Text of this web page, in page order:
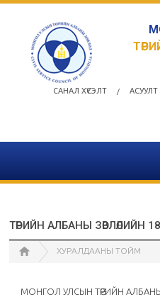
САНАЛ ХҮСЭЛТ / АСУУЛТ
ТӨРИЙН АЛБАНЫ ЗӨВЛӨЛИЙН
ХУРАЛДААНЫ ТОЙМ
МОНГОЛ УЛСЫН ТӨРИЙН АЛБАНЫ